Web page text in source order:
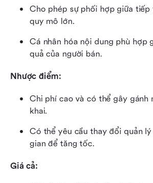
Cho phép sự phối hợp giữa tiếp
quy mô lớn.
Cá nhân hóa nội dung phù hợp
quả của người bán.
Nhược điểm:
Chi phí cao và có thể gây gánh
khai.
Có thể yêu cầu thay đổi quản
gian để tăng tốc.
Giá cả: